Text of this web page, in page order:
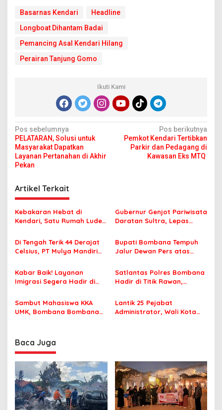
Basarnas Kendari
Headline
Longboat Dihantam Badai
Pemancing Asal Kendari Hilang
Perairan Tanjung Gomo
Ikuti Kami
N
a
v
i
g
a
s
i
p
o
s
Pos sebelumnya
PELATARAN, Solusi untuk
Masyarakat Dapatkan
Layanan Pertanahan di Akhir
Pekan
Pos berikutnya
Pemkot Kendari Tertibkan
Parkir dan Pedagang di
Kawasan Eks MTQ
Artikel Terkait
Kebakaran Hebat di
Kendari, Satu Rumah Ludes
Gubernur Genjot Pariwisata
Daratan Sultra, Lepas
Tiga Kabupaten Unggulan
Di Tengah Terik 44 Derajat
Celsius, PT Mulya Mandiri
Jamaah Tetap Sehat dan
Nyaman Beribadah
Bupati Bombana Tempuh
Jalur Dewan Pers atas
Korupsi Jembatan Cirauci II
Kabar Baik! Layanan
Imigrasi Segera Hadir di
Perlu Lagi ke Kendari
Satlantas Polres Bombana
Hadir di Titik Rawan,
Sekolah dengan Aman
Sambut Mahasiswa KKA
UMK, Bombana Bombana
Lantik 25 Pejabat
Administrator, Wali Kota
Baca Juga